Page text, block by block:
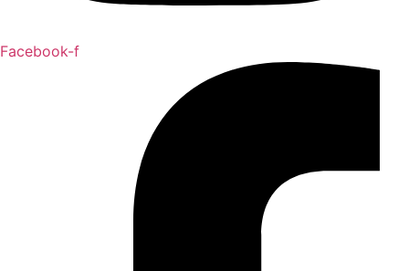
Facebook-f